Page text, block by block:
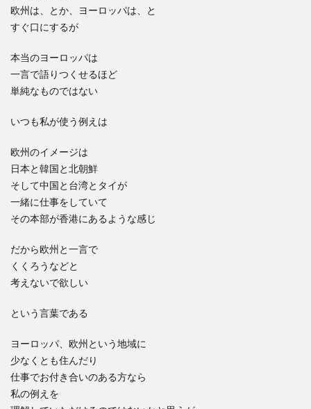
欧州は、とか、ヨーロッパは、と
すぐ口にするが
本当のヨーロッパは
一言で語りつくせるほど
単純なものではない
いつも私が使う例えは
欧州のイメージは
日本と韓国と北朝鮮
そして中国と台湾とタイが
一緒に仕事をしていて
その本部が香港にあるような感じ
だから欧州と一言で
くくろうなどと
考えないで欲しい
という言葉である
ヨーロッパ、欧州という地域に
少なくとも住んだり
仕事でお付き合いのある方なら
私の例えを